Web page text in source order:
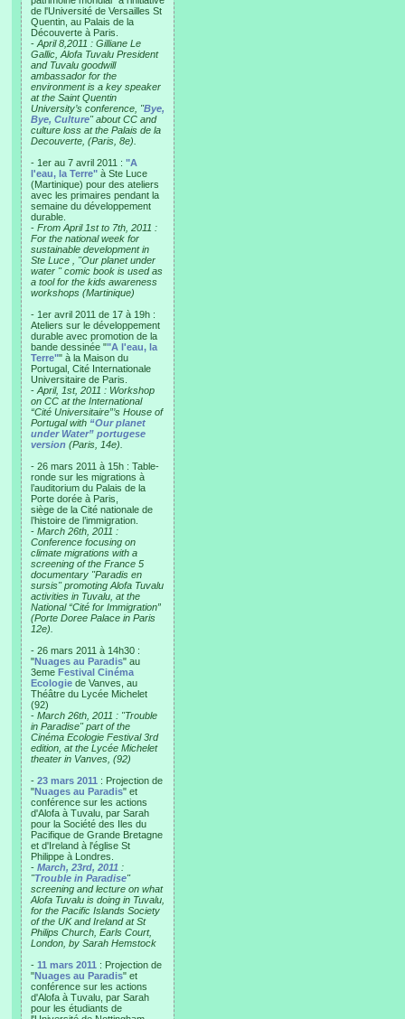
de l'Université de Versailles St
Quentin, au Palais de la
Découverte à Paris.
- April 8,2011 : Gilliane Le
Gallic, Alofa Tuvalu President
and Tuvalu goodwill
ambassador for the
environment is a key speaker
at the Saint Quentin
University’s conference, "Bye,
Bye, Culture" about CC and
culture loss at the Palais de la
Decouverte, (Paris, 8e).
- 1er au 7 avril 2011 : "A
l'eau, la Terre" à Ste Luce
(Martinique) pour des ateliers
avec les primaires pendant la
semaine du développement
durable.
- From April 1st to 7th, 2011 :
For the national week for
sustainable development in
Ste Luce , "Our planet under
water " comic book is used as
a tool for the kids awareness
workshops (Martinique)
- 1er avril 2011 de 17 à 19h :
Ateliers sur le développement
durable avec promotion de la
bande dessinée ""A l'eau, la
Terre"" à la Maison du
Portugal, Cité Internationale
Universitaire de Paris.
- April, 1st, 2011 : Workshop
on CC at the International
“Cité Universitaire”’s House of
Portugal with “Our planet
under Water” portugese
version (Paris, 14e).
- 26 mars 2011 à 15h : Table-
ronde sur les migrations à
l’auditorium du Palais de la
Porte dorée à Paris,
siège de la Cité nationale de
l’histoire de l’immigration.
- March 26th, 2011 :
Conference focusing on
climate migrations with a
screening of the France 5
documentary "Paradis en
sursis" promoting Alofa Tuvalu
activities in Tuvalu, at the
National “Cité for Immigration”
(Porte Doree Palace in Paris
12e).
- 26 mars 2011 à 14h30 :
"Nuages au Paradis" au
3eme Festival Cinéma
Ecologie de Vanves, au
Théâtre du Lycée Michelet
(92)
- March 26th, 2011 : "Trouble
in Paradise" part of the
Cinéma Ecologie Festival 3rd
edition, at the Lycée Michelet
theater in Vanves, (92)
- 23 mars 2011 : Projection de
"Nuages au Paradis" et
conférence sur les actions
d'Alofa à Tuvalu, par Sarah
pour la Société des Iles du
Pacifique de Grande Bretagne
et d'Ireland à l'église St
Philippe à Londres.
- March, 23rd, 2011 :
"Trouble in Paradise"
screening and lecture on what
Alofa Tuvalu is doing in Tuvalu,
for the Pacific Islands Society
of the UK and Ireland at St
Philips Church, Earls Court,
London, by Sarah Hemstock
- 11 mars 2011 : Projection de
"Nuages au Paradis" et
conférence sur les actions
d'Alofa à Tuvalu, par Sarah
pour les étudiants de